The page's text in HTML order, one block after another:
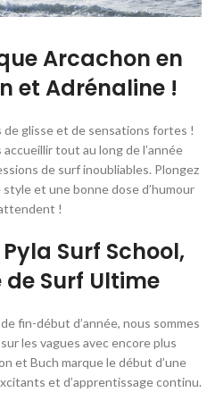
Arcachon en
et Adrénaline !
de glisse et de sensations fortes !
tout au long de l’année
de surf inoubliables. Plongez
et une bonne dose d’humour
!
Surf School,
de Surf Ultime
fin-début d’année, nous sommes
les vagues avec encore plus
et Buch marque le début d’une
et d’apprentissage continu.